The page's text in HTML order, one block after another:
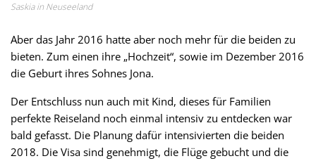
Saskia in Neuseeland
Aber das Jahr 2016 hatte aber noch mehr für die beiden zu
bieten. Zum einen ihre „Hochzeit“, sowie im Dezember 2016
die Geburt ihres Sohnes Jona.
Der Entschluss nun auch mit Kind, dieses für Familien
perfekte Reiseland noch einmal intensiv zu entdecken war
bald gefasst. Die Planung dafür intensivierten die beiden
2018. Die Visa sind genehmigt, die Flüge gebucht und die